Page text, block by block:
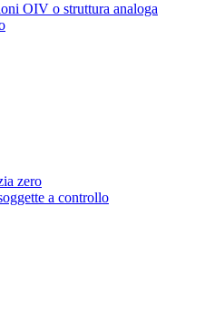
OIV o struttura analoga
zero
a controllo